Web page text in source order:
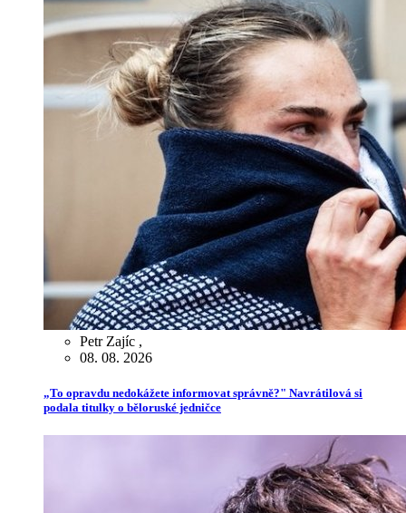
Petr Zajíc ,
08. 08. 2026
„To opravdu nedokážete informovat správně?" Navrátilová si
podala titulky o běloruské jedničce